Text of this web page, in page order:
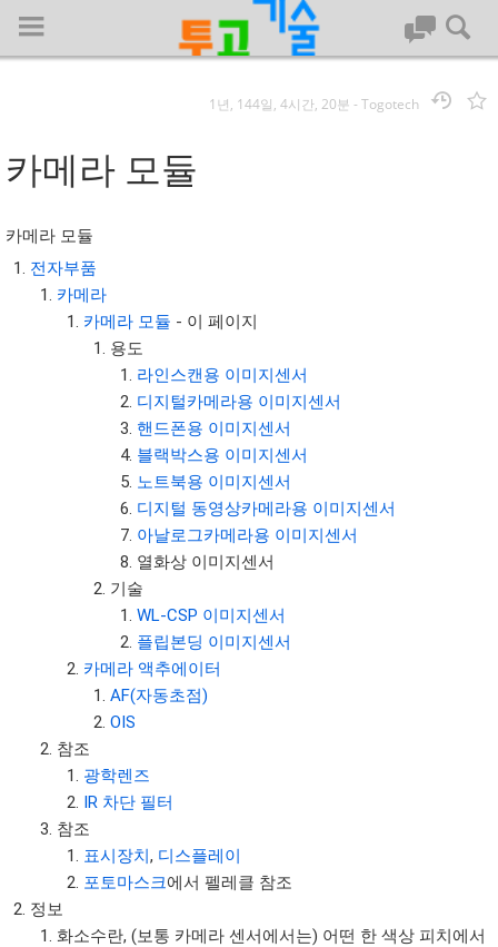
대문
회사명 :
투고기술
| 대표 : 김명기 | 사업자번호 : 142-08-78939
전화 : 031-8065-5299 | 주소 : (16954)) 경기도 용인시 기흥구 흥덕1
로 13, B동(complex동) 1213호(영덕동,흥덕IT밸리)
COPYRIGHT (C) 투고기술 ALL RIGHTS RESEVED
투고기술 위키 저작권
1년, 144일, 4시간, 20분 -Togotech
카메라 모듈
카메라 모듈
전자부품
카메라
카메라 모듈 - 이 페이지
용도
라인스캔용 이미지센서
디지털카메라용 이미지센서
핸드폰용 이미지센서
블랙박스용 이미지센서
노트북용 이미지센서
디지털 동영상카메라용 이미지센서
아날로그카메라용 이미지센서
열화상 이미지센서
기술
WL-CSP 이미지센서
플립본딩 이미지센서
카메라 액추에이터
AF(자동초점)
OIS
참조
광학렌즈
IR 차단 필터
참조
표시장치, 디스플레이
포토마스크에서 펠레클 참조
정보
화소수란, (보통 카메라 센서에서는) 어떤 한 색상 피치에서